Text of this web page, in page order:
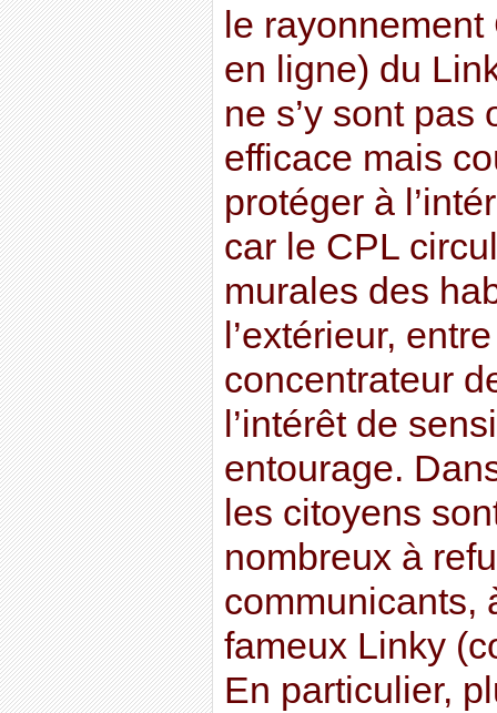
le
en ligne) du
ne s’y sont
efficace mais
protéger à
car le CPL
murales des
l’extérieur,
concentrateur
l’intérêt de
entourage.
les citoyens
nombreux à
communicants,
fameux Linky
En particulier,